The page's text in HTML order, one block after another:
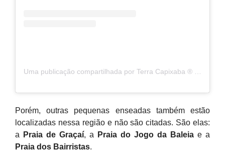
Porém, outras pequenas enseadas também estão
localizadas nessa região e não são citadas. São elas:
a
Praia de Graçaí, a Praia do Jogo da Baleia e a
Praia dos Bairristas.